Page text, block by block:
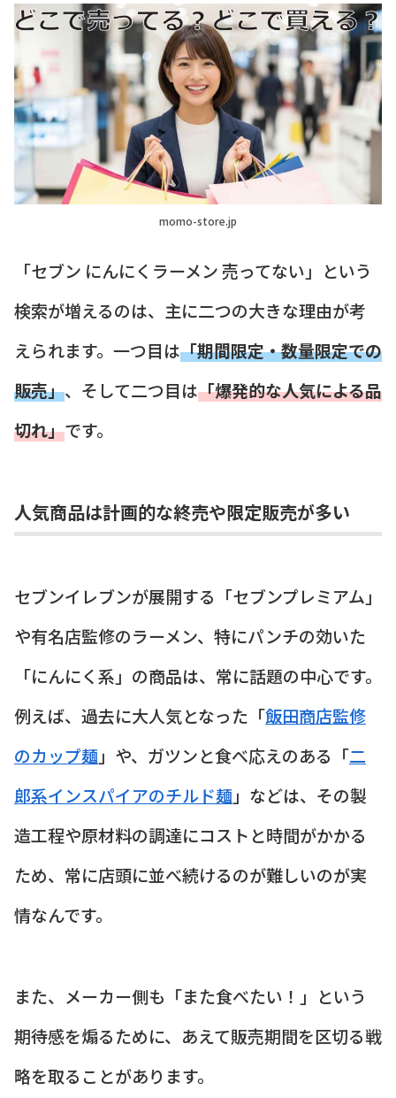
momo-store.jp
「セブン にんにくラーメン 売ってない」という
検索が増えるのは、主に二つの大きな理由が考
えられます。一つ目は「期間限定・数量限定での
販売」、そして二つ目は「爆発的な人気による品
切れ」です。
人気商品は計画的な終売や限定販売が多い
セブンイレブンが展開する「セブンプレミアム」
や有名店監修のラーメン、特にパンチの効いた
「にんにく系」の商品は、常に話題の中心です。
例えば、過去に大人気となった「飯田商店監修
のカップ麺 」や、ガツンと食べ応えのある「二
郎系インスパイアのチルド麺 」などは、その製
造工程や原材料の調達にコストと時間がかかる
ため、常に店頭に並べ続けるのが難しいのが実
情なんです。
また、メーカー側も「また食べたい！」という
期待感を煽るために、あえて販売期間を区切る戦
略を取ることがあります。